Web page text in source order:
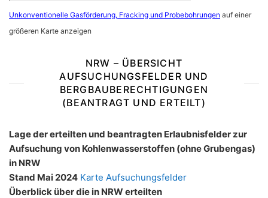
Unkonventionelle Gasförderung, Fracking und Probebohrungen auf einer
größeren Karte anzeigen
NRW – ÜBERSICHT
AUFSUCHUNGSFELDER UND
BERGBAUBERECHTIGUNGEN
(BEANTRAGT UND ERTEILT)
Lage der erteilten und beantragten Erlaubnisfelder zur
Aufsuchung von Kohlenwasserstoffen (ohne Grubengas)
in NRW
Stand Mai 2024 Karte Aufsuchungsfelder
Überblick über die in NRW erteilten